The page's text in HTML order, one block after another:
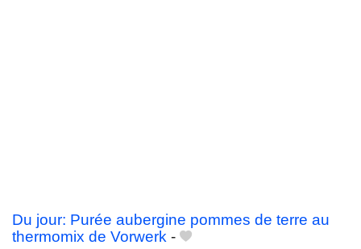
Du jour: Purée aubergine pommes de terre au
thermomix de Vorwerk -